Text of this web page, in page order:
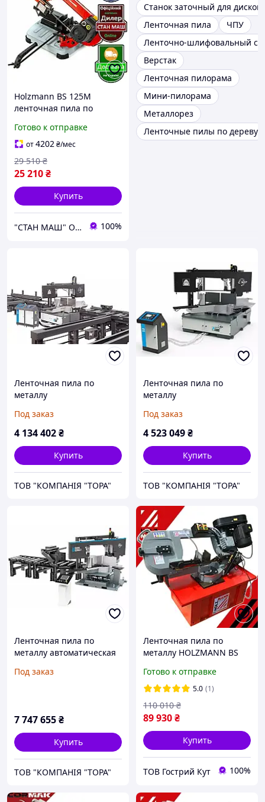
Holzmann BS 125M
ленточная пила по
Готово к отправке
от4202₴/мес
25 210₴
29 510 ₴
Купить
"СТАН МАШ" Официальный дилер TM: Holzmann, OPTImum, FDB Maschinen, Holzstar, Proma, Torin. 100%
Станок заточный для
Ленточная пила
ЧПУ
Ленточно-шлифовальный
Верстак
Ленточная пилорама
Мини-пилорама
Металлорез
Ленточные пилы по дереву
Ленточная пила по
металлу
SHARK 652 SXI H 5.0
Под заказ
4 134 402₴
Купить
ТОВ "КОМПАНІЯ "ТОРА"
Ленточная пила по
металлу
SHARK 652 SXI H 5.0 AUTO
Под заказ
4 523 049₴
Купить
ТОВ "КОМПАНІЯ "ТОРА"
Ленточная пила по
металлу автоматическая
KONNECT
Под заказ
7 747 655₴
Купить
ТОВ "КОМПАНІЯ "ТОРА"
Ленточная пила по
металлу HOLZMANN BS
Готово к отправке
5.0 (1)
89 930₴
110 010 ₴
Купить
ТОВ Гострий Кут 100%